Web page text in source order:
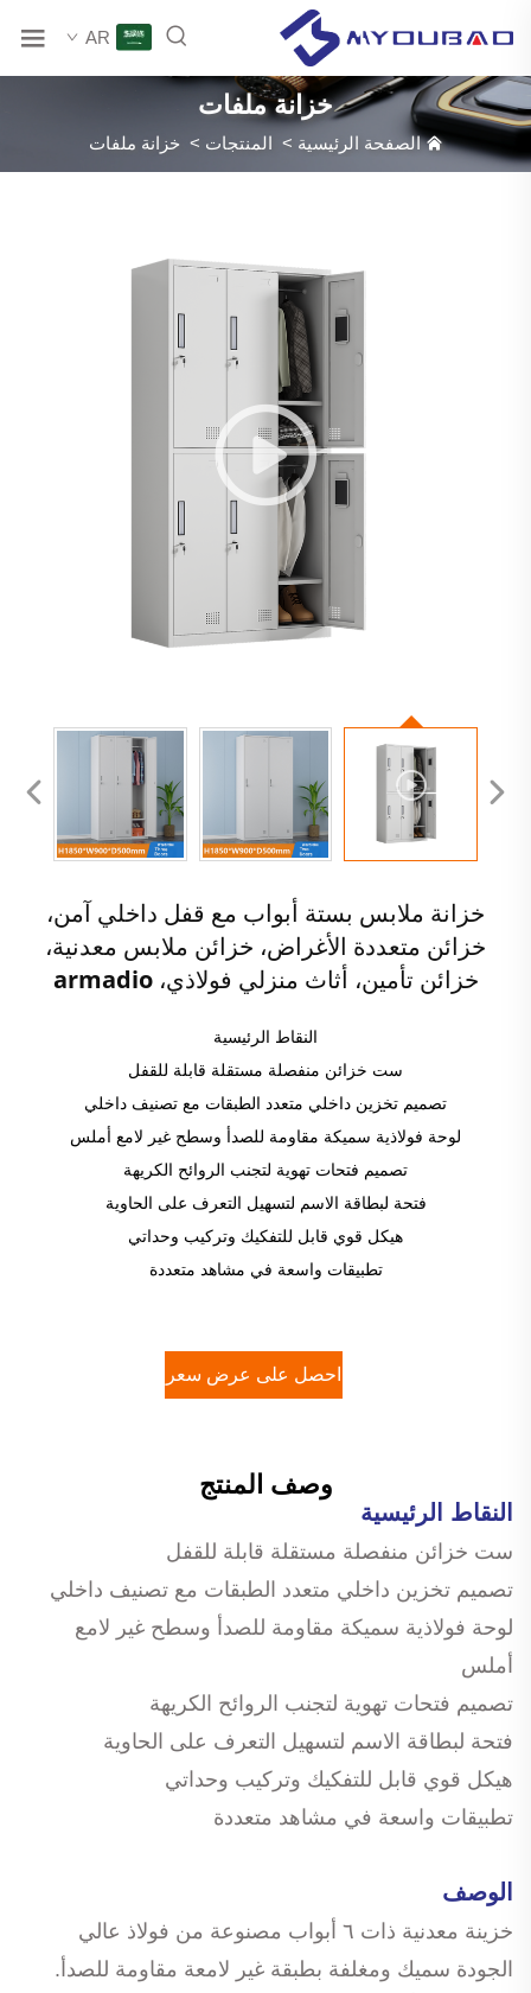
AR
خزانة ملفات
الصفحة الرئيسية > المنتجات > خزانة ملفات
خزانة ملابس بستة أبواب مع قفل داخلي آمن،
خزائن متعددة الأغراض، خزائن ملابس معدنية،
خزائن تأمين، أثاث منزلي فولاذي، armadio
النقاط الرئيسية
ست خزائن منفصلة مستقلة قابلة للقفل
تصميم تخزين داخلي متعدد الطبقات مع تصنيف داخلي
لوحة فولاذية سميكة مقاومة للصدأ وسطح غير لامع أملس
تصميم فتحات تهوية لتجنب الروائح الكريهة
فتحة لبطاقة الاسم لتسهيل التعرف على الحاوية
هيكل قوي قابل للتفكيك وتركيب وحداتي
تطبيقات واسعة في مشاهد متعددة
احصل على عرض سعر
وصف المنتج
النقاط الرئيسية
ست خزائن منفصلة مستقلة قابلة للقفل
تصميم تخزين داخلي متعدد الطبقات مع تصنيف داخلي
لوحة فولاذية سميكة مقاومة للصدأ وسطح غير لامع
أملس
تصميم فتحات تهوية لتجنب الروائح الكريهة
فتحة لبطاقة الاسم لتسهيل التعرف على الحاوية
هيكل قوي قابل للتفكيك وتركيب وحداتي
تطبيقات واسعة في مشاهد متعددة
الوصف
خزينة معدنية ذات ٦ أبواب مصنوعة من فولاذ عالي
الجودة سميك ومغلفة بطبقة غير لامعة مقاومة للصدأ.